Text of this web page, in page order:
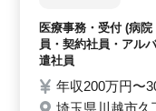
プ
ト
ま
医療事務・受付 (病
員・契約社員・アル
遣社員
年収200万円〜
埼玉県川越市久